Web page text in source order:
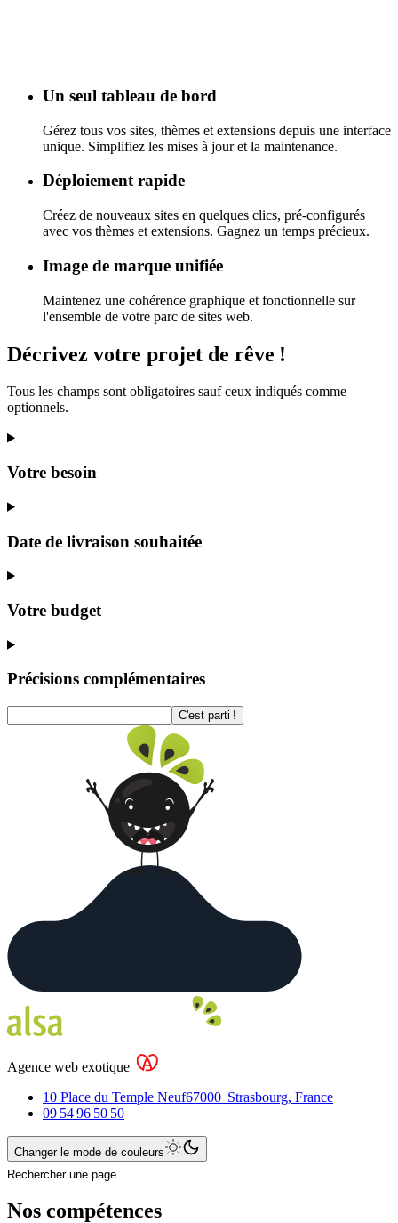
Un seul tableau de bord
Gérez tous vos sites, thèmes et extensions depuis une interface
unique. Simplifiez les mises à jour et la maintenance.
Déploiement rapide
Créez de nouveaux sites en quelques clics, pré-configurés
avec vos thèmes et extensions. Gagnez un temps précieux.
Image de marque unifiée
Maintenez une cohérence graphique et fonctionnelle sur
l'ensemble de votre parc de sites web.
Décrivez votre projet de rêve !
Tous les champs sont obligatoires sauf ceux indiqués comme
optionnels.
Votre besoin
Date de livraison souhaitée
Votre budget
Précisions complémentaires
C'est parti !
Agence web exotique
10 Place du Temple Neuf67000 Strasbourg, France
09 54 96 50 50
Changer le mode de couleurs
Rechercher une page
Nos compétences